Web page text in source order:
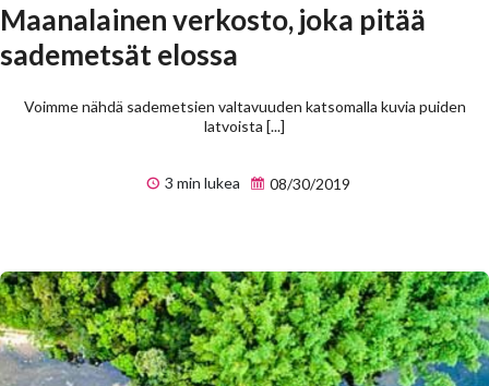
Maanalainen verkosto, joka pitää
sademetsät elossa
Voimme nähdä sademetsien valtavuuden katsomalla kuvia puiden
latvoista [...]
3 min lukea 08/30/2019